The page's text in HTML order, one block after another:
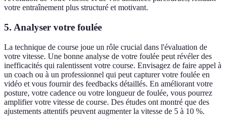
votre entraînement plus structuré et motivant.
5. Analyser votre foulée
La technique de course joue un rôle crucial dans l'évaluation de
votre vitesse. Une bonne analyse de votre foulée peut révéler des
inefficacités qui ralentissent votre course. Envisagez de faire appel à
un coach ou à un professionnel qui peut capturer votre foulée en
vidéo et vous fournir des feedbacks détaillés. En améliorant votre
posture, votre cadence ou votre longueur de foulée, vous pourrez
amplifier votre vitesse de course. Des études ont montré que des
ajustements attentifs peuvent augmenter la vitesse de 5 à 10 %.